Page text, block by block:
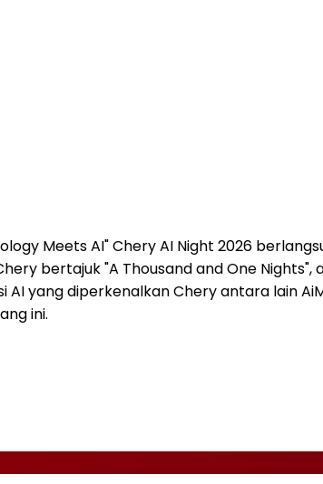
Meets AI" Chery AI Night 2026
bertajuk "A Thousand and One
yang diperkenalkan Chery antara lain
ini.